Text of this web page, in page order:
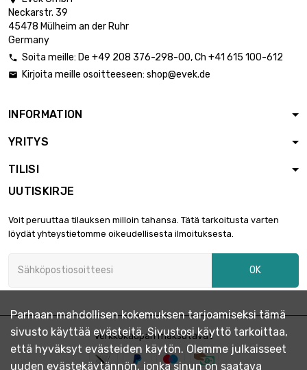
pituus : 800mm
Paksuus / vahvuus :
pituus : 900mm
0.63mm
pituus : 200mm
Paksuus / vahvuus :
0.63mm
79,99 € 
leveys : 150mm
pituus : 300mm
leveys : 150mm
Paksuus / vahvuus :
0.63mm
119,99 € 
Neckarstr. 39
45478 Mülheim an der Ruhr
Germany
 Soita meille: De +49 208 376-298-00, Ch +41 615 100-612
 Kirjoita meille osoitteeseen: shop@evek.de
INFORMATION
YRITYS
TILISI
UUTISKIRJE
Voit peruuttaa tilauksen milloin tahansa. Tätä tarkoitusta varten
löydät yhteystietomme oikeudellisesta ilmoituksesta.
OK
Verkkokaupan maksutavat
Parhaan mahdollisen kokemuksen tarjoamiseksi tämä
sivusto käyttää evästeitä. Sivustosi käyttö tarkoittaa,
että hyväksyt evästeiden käytön. Olemme julkaisseet
uuden evästekäytännön, jonka sinun on saatava